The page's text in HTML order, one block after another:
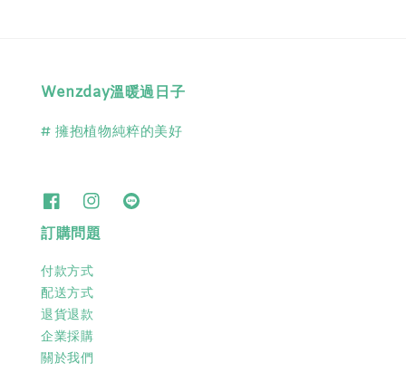
Wenzday溫暖過日子
# 擁抱植物純粹的美好
訂購問題
付款方式
配送方式
退貨退款
企業採購
關於我們